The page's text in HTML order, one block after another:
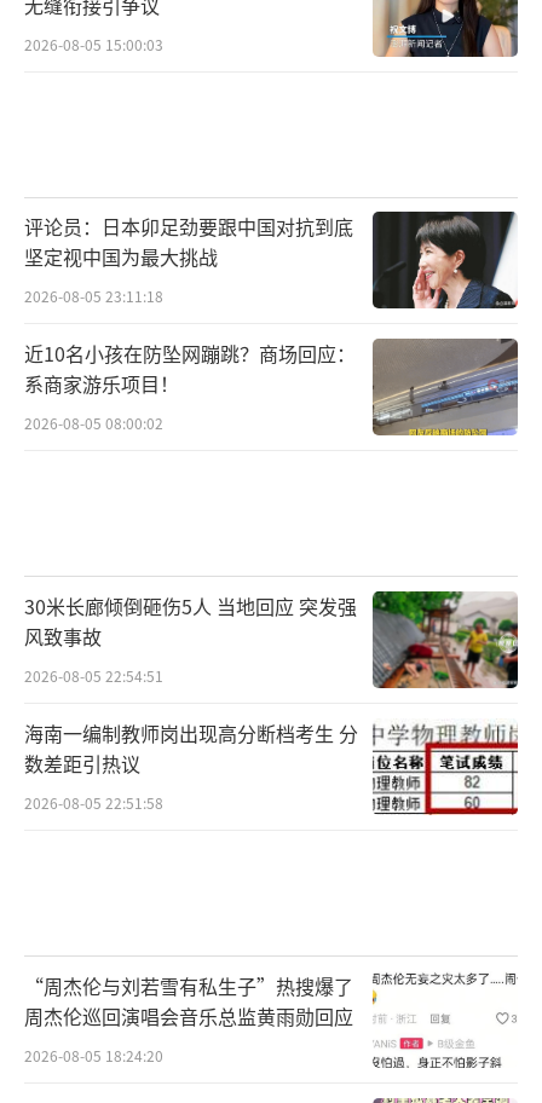
2026-08-05 15:00:03
评论员：日本卯足劲要跟中国对抗到底
坚定视中国为最大挑战
2026-08-05 23:11:18
近10名小孩在防坠网蹦跳？商场回应：
系商家游乐项目！
2026-08-05 08:00:02
30米长廊倾倒砸伤5人 当地回应 突发强
风致事故
2026-08-05 22:54:51
海南一编制教师岗出现高分断档考生 分
数差距引热议
2026-08-05 22:51:58
“周杰伦与刘若雪有私生子”热搜爆了
周杰伦巡回演唱会音乐总监黄雨勋回应
2026-08-05 18:24:20